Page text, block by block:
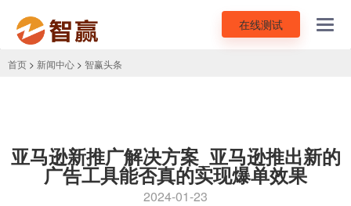
在线测试
首页 > 新闻中心 > 智赢头条
亚马逊新推广解决方案_亚马逊推出新的
广告工具能否真的实现爆单效果
2024-01-23